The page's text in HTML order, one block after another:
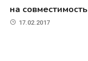
на совместимость
17.02.2017